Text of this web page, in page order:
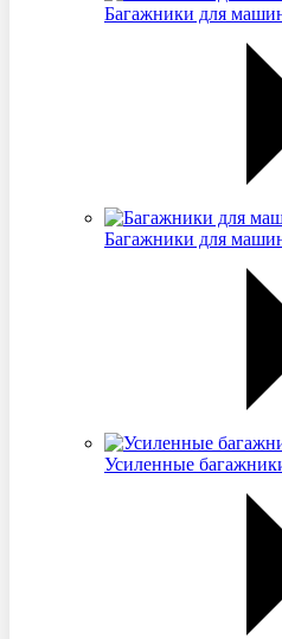
Багажники для
Багажники для
Усиленные